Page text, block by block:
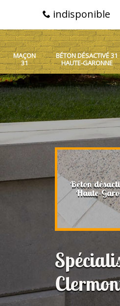
indisponible
MAÇON
31
BÉTON DÉSACTIVÉ 31
HAUTE-GARONNE
31 Béton
Haute-